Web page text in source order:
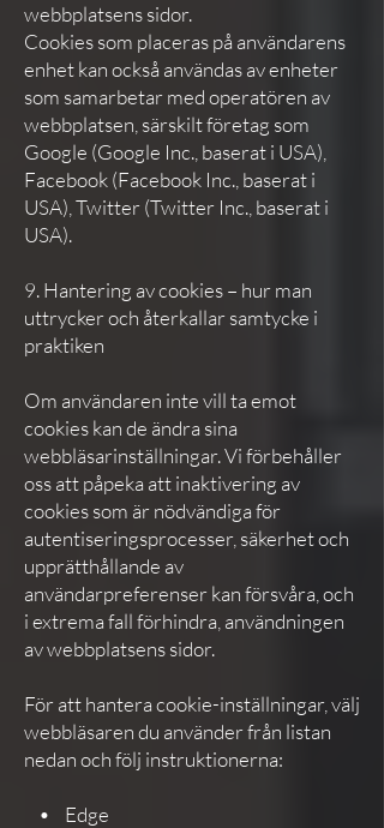
webbplatsens sidor.
Cookies som placeras på användarens
enhet kan också användas av enheter
som samarbetar med operatören av
webbplatsen, särskilt företag som
Google (Google Inc., baserat i USA),
Facebook (Facebook Inc., baserat i
USA), Twitter (Twitter Inc., baserat i
USA).
9. Hantering av cookies – hur man
uttrycker och återkallar samtycke i
praktiken
Om användaren inte vill ta emot
cookies kan de ändra sina
webbläsarinställningar. Vi förbehåller
oss att påpeka att inaktivering av
cookies som är nödvändiga för
autentiseringsprocesser, säkerhet och
upprätthållande av
användarpreferenser kan försvåra, och
i extrema fall förhindra, användningen
av webbplatsens sidor.
För att hantera cookie-inställningar, välj
webbläsaren du använder från listan
nedan och följ instruktionerna:
• Edge